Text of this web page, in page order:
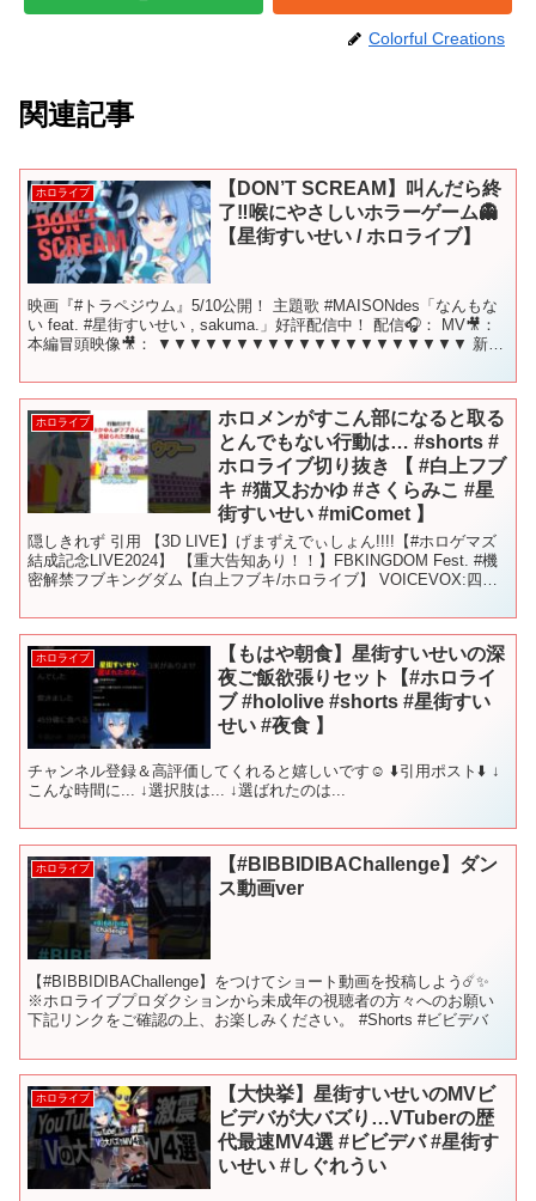
Colorful Creations
関連記事
ホロライブ
【DON’T SCREAM】叫んだら終
了‼喉にやさしいホラーゲーム👻
【星街すいせい / ホロライブ】
映画『#トラペジウム』5/10公開！ 主題歌 #MAISONdes「なんもな
い feat. #星街すいせい , sakuma.」好評配信中！ 配信🎧： MV🎥：
本編冒頭映像🎥： ▼▼▼▼▼▼▼▼▼▼▼▼▼▼▼▼▼▼▼▼ 新曲
ホロライブ
ホロメンがすこん部になると取る
とんでもない行動は… #shorts #
ホロライブ切り抜き 【 #白上フブ
キ #猫又おかゆ #さくらみこ #星
街すいせい #miComet 】
隠しきれず 引用 【3D LIVE】げまずえでぃしょん!!!!【#ホロゲマズ
結成記念LIVE2024】 【重大告知あり！！】FBKINGDOM Fest. #機
密解禁フブキングダム【白上フブキ/ホロライブ】 VOICEVOX:四国
ホロライブ
【もはや朝食】星街すいせいの深
夜ご飯欲張りセット【#ホロライ
ブ #hololive #shorts #星街すい
せい #夜食 】
チャンネル登録＆高評価してくれると嬉しいです☺ ⬇️引用ポスト⬇️ ↓
こんな時間に... ↓選択肢は... ↓選ばれたのは...
ホロライブ
【#BIBBIDIBAChallenge】ダン
ス動画ver
【#BIBBIDIBAChallenge】をつけてショート動画を投稿しよう☄️✨
※ホロライブプロダクションから未成年の視聴者の方々へのお願い
下記リンクをご確認の上、お楽しみください。 #Shorts #ビビデバ
ホロライブ
【大快挙】星街すいせいのMVビ
ビデバが大バズり…VTuberの歴
代最速MV4選 #ビビデバ #星街す
いせい #しぐれうい